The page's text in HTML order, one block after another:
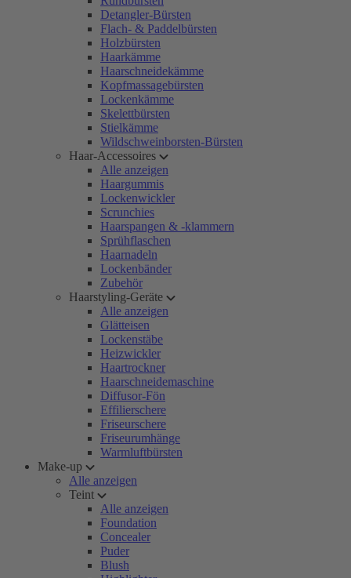
Detangler-Bürsten
Flach- & Paddelbürsten
Holzbürsten
Haarkämme
Haarschneidekämme
Kopfmassagebürsten
Lockenkämme
Skelettbürsten
Stielkämme
Wildschweinborsten-Bürsten
Haar-Accessoires
Alle anzeigen
Haargummis
Lockenwickler
Scrunchies
Haarspangen & -klammern
Sprühflaschen
Haarnadeln
Lockenbänder
Zubehör
Haarstyling-Geräte
Alle anzeigen
Glätteisen
Lockenstäbe
Heizwickler
Haartrockner
Haarschneidemaschine
Diffusor-Fön
Effilierschere
Friseurschere
Friseurumhänge
Warmluftbürsten
Make-up
Alle anzeigen
Teint
Alle anzeigen
Foundation
Concealer
Puder
Blush